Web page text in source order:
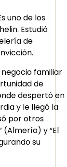
uno de los
Estudió
de
familiar
de
despertó en
y le llegó la
por otros
(Almería) y “El
su